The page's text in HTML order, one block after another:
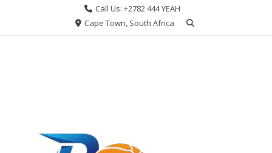
Call Us: +2782 444 YEAH
Cape Town, South Africa